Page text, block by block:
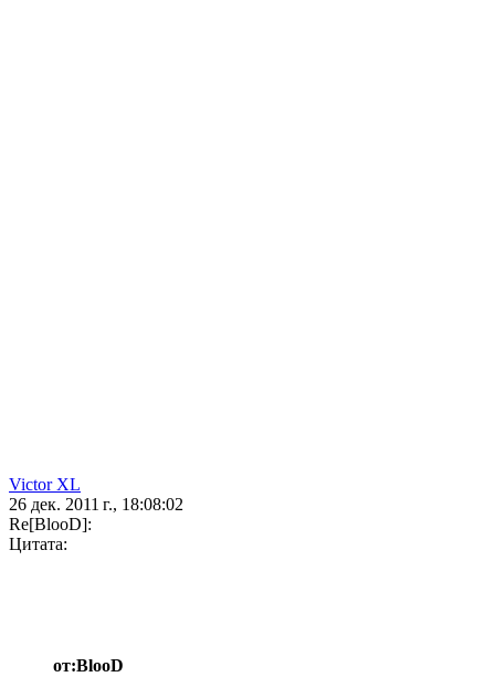
Victor XL
26 дек. 2011 г., 18:08:02
Re[BlooD]:
Цитата:
от:BlooD